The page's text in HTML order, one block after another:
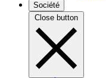
Société
Close button